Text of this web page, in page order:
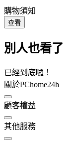
購物須知
查看
別人也看了
已經到底囉！
關於PChome24h
顧客權益
其他服務